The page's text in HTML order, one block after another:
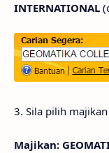
INTERNATIONAL
3. Sila pilih majikan
Majikan: